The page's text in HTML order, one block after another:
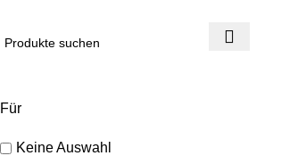
Für
Keine Auswahl